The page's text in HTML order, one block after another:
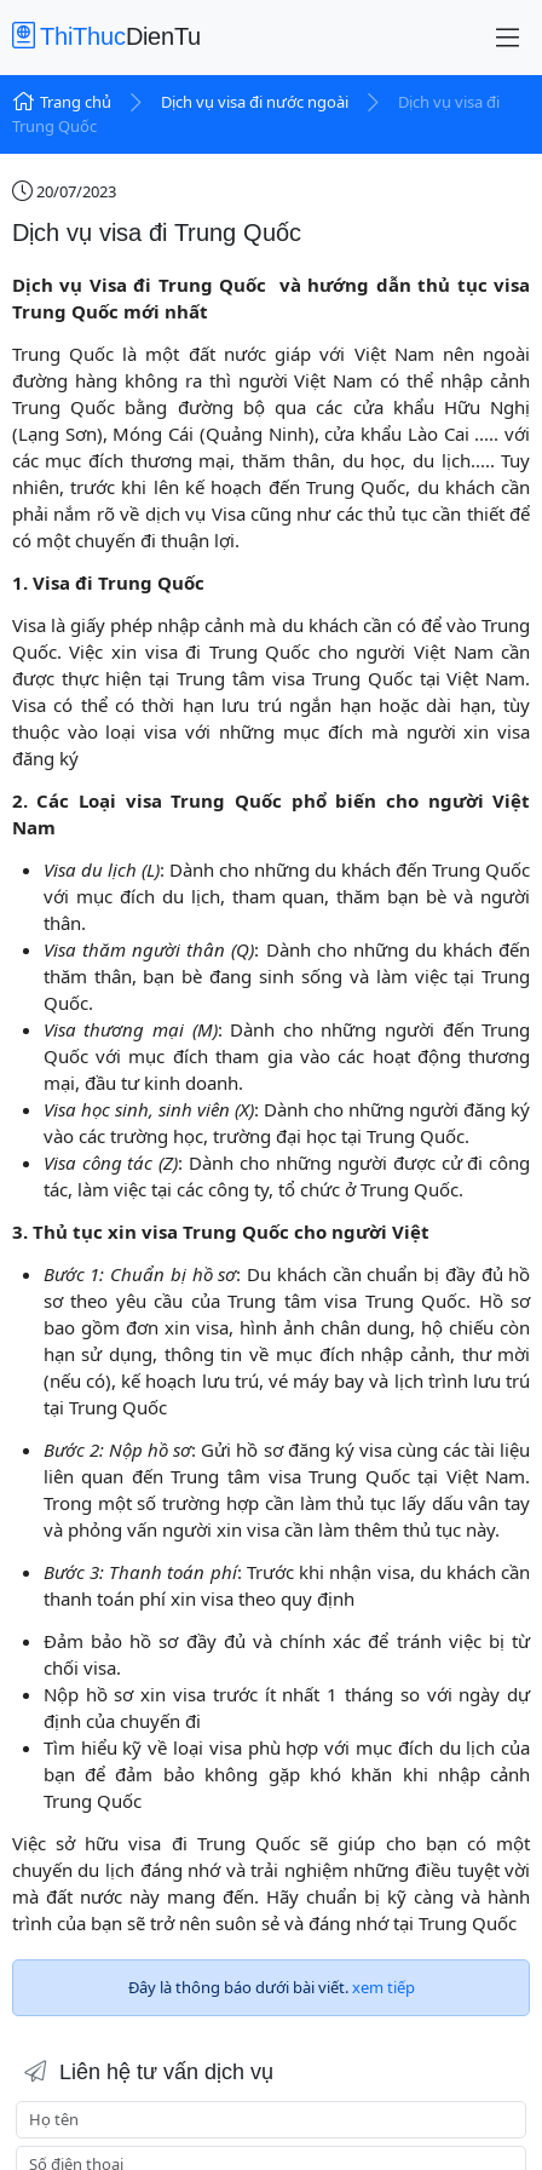
ThiThucDienTu
Trang chủ Dịch vụ visa đi nước ngoài
Dịch vụ visa đi
Trung Quốc
20/07/2023
Dịch vụ visa đi Trung Quốc
Dịch vụ Visa đi Trung Quốc và hướng dẫn thủ tục visa
Trung Quốc mới nhất
Trung Quốc là một đất nước giáp với Việt Nam nên ngoài
đường hàng không ra thì người Việt Nam có thể nhập cảnh
Trung Quốc bằng đường bộ qua các cửa khẩu Hữu Nghị
(Lạng Sơn), Móng Cái (Quảng Ninh), cửa khẩu Lào Cai ..... với
các mục đích thương mại, thăm thân, du học, du lịch..... Tuy
nhiên, trước khi lên kế hoạch đến Trung Quốc, du khách cần
phải nắm rõ về dịch vụ Visa cũng như các thủ tục cần thiết để
có một chuyến đi thuận lợi.
1. Visa đi Trung Quốc
Visa là giấy phép nhập cảnh mà du khách cần có để vào Trung
Quốc. Việc xin visa đi Trung Quốc cho người Việt Nam cần
được thực hiện tại Trung tâm visa Trung Quốc tại Việt Nam.
Visa có thể có thời hạn lưu trú ngắn hạn hoặc dài hạn, tùy
thuộc vào loại visa với những mục đích mà người xin visa
đăng ký
2. Các Loại visa Trung Quốc phổ biến cho người Việt
Nam
Visa du lịch (L): Dành cho những du khách đến Trung Quốc
với mục đích du lịch, tham quan, thăm bạn bè và người
thân.
Visa thăm người thân (Q): Dành cho những du khách đến
thăm thân, bạn bè đang sinh sống và làm việc tại Trung
Quốc.
Visa thương mại (M): Dành cho những người đến Trung
Quốc với mục đích tham gia vào các hoạt động thương
mại, đầu tư kinh doanh.
Visa học sinh, sinh viên (X): Dành cho những người đăng ký
vào các trường học, trường đại học tại Trung Quốc.
Visa công tác (Z): Dành cho những người được cử đi công
tác, làm việc tại các công ty, tổ chức ở Trung Quốc.
3. Thủ tục xin visa Trung Quốc cho người Việt
Bước 1: Chuẩn bị hồ sơ: Du khách cần chuẩn bị đầy đủ hồ
sơ theo yêu cầu của Trung tâm visa Trung Quốc. Hồ sơ
bao gồm đơn xin visa, hình ảnh chân dung, hộ chiếu còn
hạn sử dụng, thông tin về mục đích nhập cảnh, thư mời
(nếu có), kế hoạch lưu trú, vé máy bay và lịch trình lưu trú
tại Trung Quốc
Bước 2: Nộp hồ sơ: Gửi hồ sơ đăng ký visa cùng các tài liệu
liên quan đến Trung tâm visa Trung Quốc tại Việt Nam.
Trong một số trường hợp cần làm thủ tục lấy dấu vân tay
và phỏng vấn người xin visa cần làm thêm thủ tục này.
Bước 3: Thanh toán phí: Trước khi nhận visa, du khách cần
thanh toán phí xin visa theo quy định
Đảm bảo hồ sơ đầy đủ và chính xác để tránh việc bị từ
chối visa.
Nộp hồ sơ xin visa trước ít nhất 1 tháng so với ngày dự
định của chuyến đi
Tìm hiểu kỹ về loại visa phù hợp với mục đích du lịch của
bạn để đảm bảo không gặp khó khăn khi nhập cảnh
Trung Quốc
Việc sở hữu visa đi Trung Quốc sẽ giúp cho bạn có một
chuyến du lịch đáng nhớ và trải nghiệm những điều tuyệt vời
mà đất nước này mang đến. Hãy chuẩn bị kỹ càng và hành
trình của bạn sẽ trở nên suôn sẻ và đáng nhớ tại Trung Quốc
Đây là thông báo dưới bài viết.xem tiếp
Liên hệ tư vấn dịch vụ